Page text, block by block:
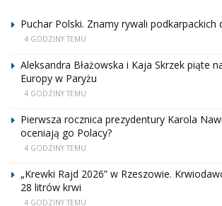
Puchar Polski. Znamy rywali podkarpackich
4 GODZINY TEMU
Aleksandra Błażowska i Kaja Skrzek piąte
Europy w Paryżu
4 GODZINY TEMU
Pierwsza rocznica prezydentury Karola
oceniają go Polacy?
4 GODZINY TEMU
„Krewki Rajd 2026” w Rzeszowie.
28 litrów krwi
4 GODZINY TEMU